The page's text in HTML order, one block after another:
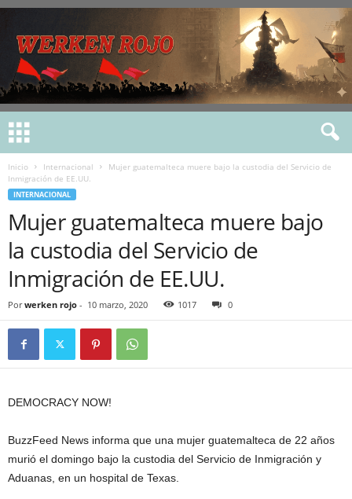
Inicio Internacional
Mujer guatemalteca muere bajo la custodia del Servicio de
Inmigración de EE.UU.
INTERNACIONAL
Mujer guatemalteca muere bajo
la custodia del Servicio de
Inmigración de EE.UU.
Por werken rojo - 10 marzo, 2020 1017 0
DEMOCRACY NOW!
BuzzFeed News informa que una mujer guatemalteca de 22 años
murió el domingo bajo la custodia del Servicio de Inmigración y
Aduanas, en un hospital de Texas.